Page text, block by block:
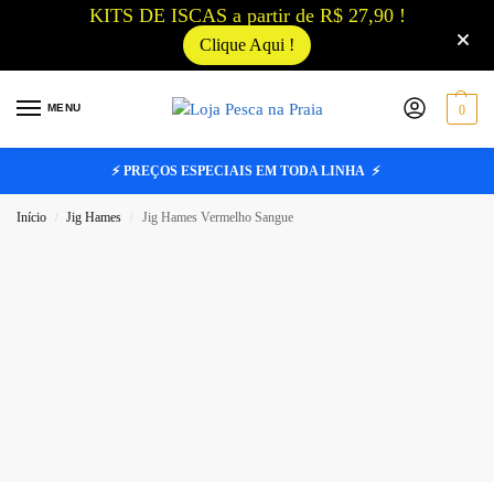
KITS DE ISCAS a partir de R$ 27,90 !
Clique Aqui !
MENU 0
⚡ PREÇOS ESPECIAIS EM TODA LINHA ⚡
Início / Jig Hames / Jig Hames Vermelho Sangue